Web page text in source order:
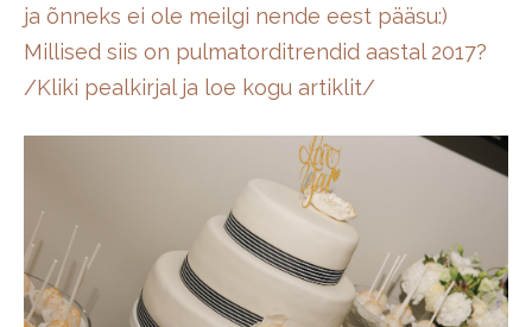
ja õnneks ei ole meilgi nende eest pääsu:)
Millised siis on pulmatorditrendid aastal 2017?
/Kliki pealkirjal ja loe kogu artiklit/